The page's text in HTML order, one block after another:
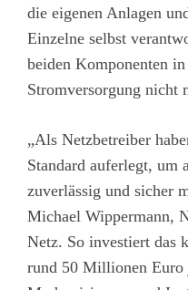
die eigenen Anlagen
Einzelne selbst
beiden Komponenten
Stromversorgung nicht
„Als Netzbetreiber
Standard auferlegt, um
zuverlässig und sicher
Michael Wippermann,
Netz. So investiert das
rund 50 Millionen